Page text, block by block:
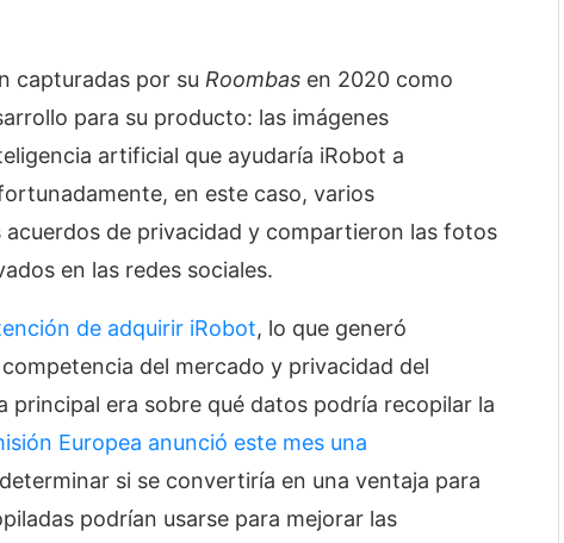
capturadas por su Roombas en 2020 como
para su producto: las imágenes
artificial que ayudaría iRobot a
en este caso, varios
de privacidad y compartieron las fotos
en las redes sociales.
de adquirir iRobot, lo que generó
del mercado y privacidad del
principal era sobre qué datos podría recopilar la
Europea anunció este mes una
si se convertiría en una ventaja para
podrían usarse para mejorar las